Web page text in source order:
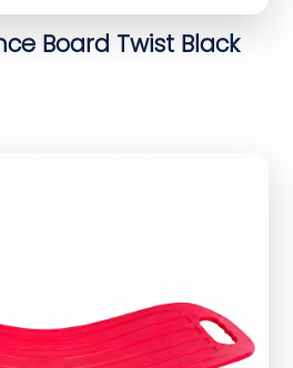
Board Twist Black